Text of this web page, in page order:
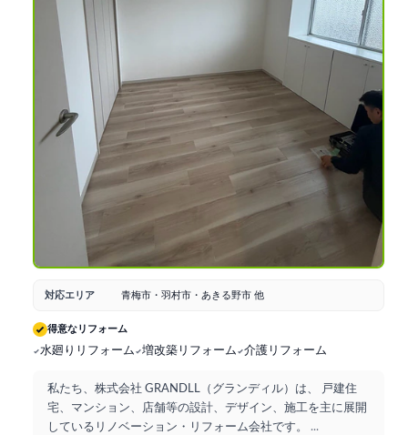
対応エリア 青梅市・羽村市・あきる野市 他
得意なリフォーム
水廻りリフォーム 増改築リフォーム 介護リフォーム
私たち、株式会社 GRANDLL（グランディル）は、 戸建住
宅、マンション、店舗等の設計、デザイン、施工を主に展開
しているリノベーション・リフォーム会社です。 ...